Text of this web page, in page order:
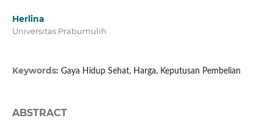
Herlina
Universitas Prabumulih
Keywords: Gaya Hidup Sehat, Harga, Keputusan Pembelian
ABSTRACT